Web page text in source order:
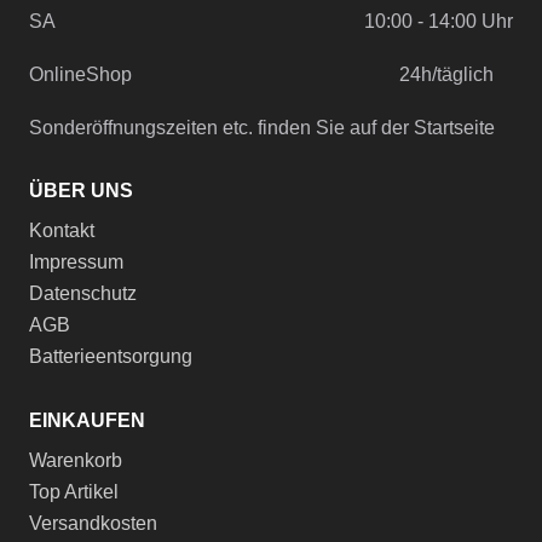
SA
10:00 - 14:00 Uhr
OnlineShop 24h/täglich
Sonderöffnungszeiten etc. finden Sie auf der Startseite
ÜBER UNS
Kontakt
Impressum
Datenschutz
AGB
Batterieentsorgung
EINKAUFEN
Warenkorb
Top Artikel
Versandkosten